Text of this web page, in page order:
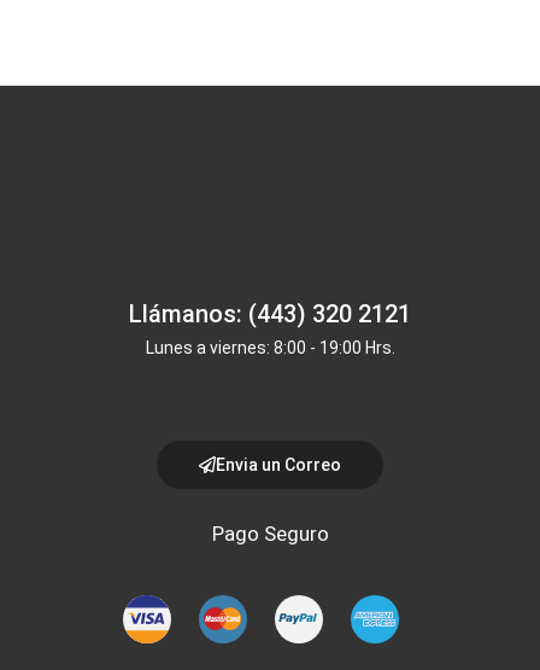
Llámanos: (443) 320 2121
Lunes a viernes: 8:00 - 19:00 Hrs.
Envia un Correo
Pago Seguro